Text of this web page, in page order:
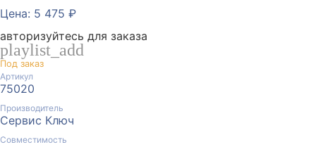
Цена: 5 475 ₽
авторизуйтесь для заказа
playlist_add
Под заказ
Артикул
75020
Производитель
Сервис Ключ
Совместимость